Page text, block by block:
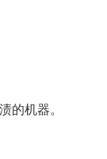
的机器。